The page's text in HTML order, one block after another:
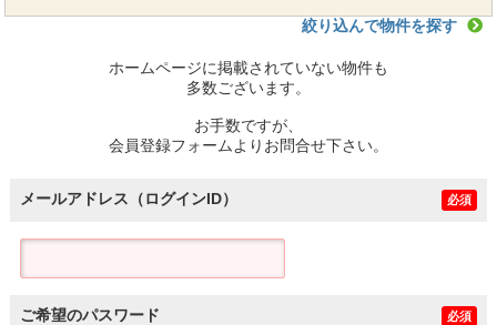
絞り込んで物件を探す
ホームページに掲載されていない物件も
多数ございます。
お手数ですが、
会員登録フォームよりお問合せ下さい。
メールアドレス（ログインID） 必須
ご希望のパスワード 必須